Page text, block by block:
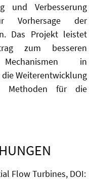
und Verbesserung
Vorhersage der
Das Projekt leistet
zum besseren
in
Weiterentwicklung
Methoden für die
Flow Turbines, DOI: